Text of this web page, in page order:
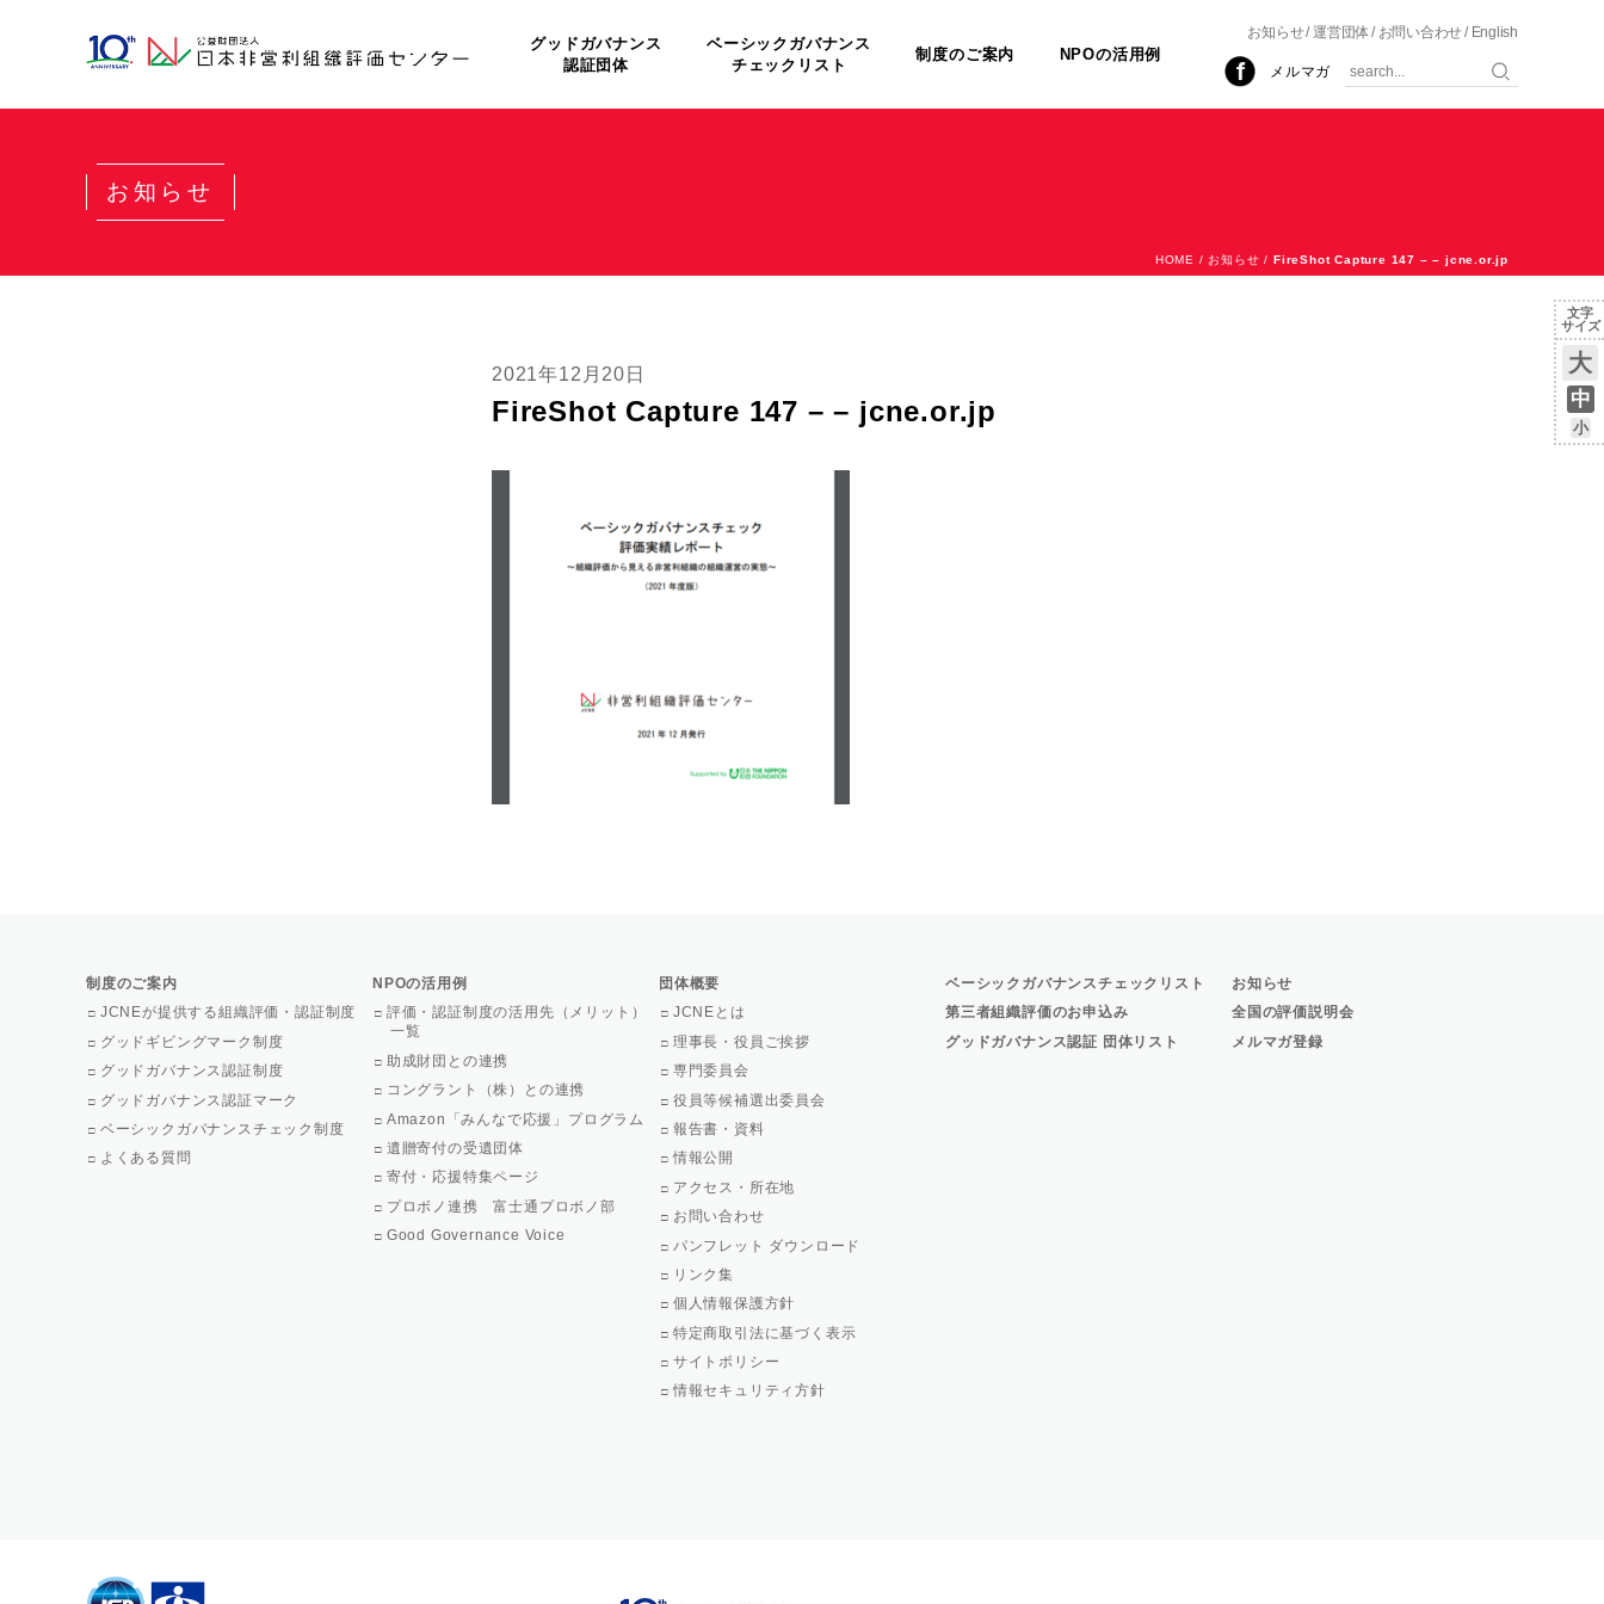
グッドガバナンス
認証団体
ベーシックガバナンス
チェックリスト
制度のご案内 NPOの活用例
お知らせ 運営団体 お問い合わせ English
メルマガ
文字
サイズ
大
中
小
お知らせ
HOME / お知らせ / FireShot Capture 147 – – jcne.or.jp
2021年12月20日
FireShot Capture 147 – – jcne.or.jp
制度のご案内
JCNEが提供する組織評価・認証制度
グッドギビングマーク制度
グッドガバナンス認証制度
グッドガバナンス認証マーク
ベーシックガバナンスチェック制度
よくある質問
NPOの活用例
評価・認証制度の活用先（メリット）
一覧
助成財団との連携
コングラント（株）との連携
Amazon「みんなで応援」プログラム
遺贈寄付の受遺団体
寄付・応援特集ページ
プロボノ連携 富士通プロボノ部
Good Governance Voice
団体概要
JCNEとは
理事長・役員ご挨拶
専門委員会
役員等候補選出委員会
報告書・資料
情報公開
アクセス・所在地
お問い合わせ
パンフレット ダウンロード
リンク集
個人情報保護方針
特定商取引法に基づく表示
サイトポリシー
情報セキュリティ方針
ベーシックガバナンスチェックリスト
第三者組織評価のお申込み
グッドガバナンス認証 団体リスト
お知らせ
全国の評価説明会
メルマガ登録